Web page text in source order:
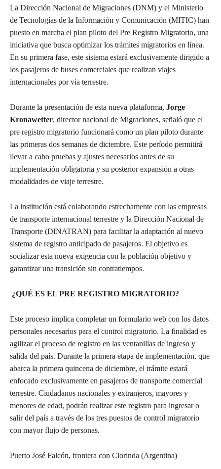
La Dirección Nacional de Migraciones (DNM) y el Ministerio
de Tecnologías de la Información y Comunicación (MITIC) han
puesto en marcha el plan piloto del Pre Registro Migratorio, una
iniciativa que busca optimizar los trámites migratorios en línea.
En su primera fase, este sistema estará exclusivamente dirigido a
los pasajeros de buses comerciales que realizan viajes
internacionales por vía terrestre.
Durante la presentación de esta nueva plataforma, Jorge
Kronawetter, director nacional de Migraciones, señaló que el
pre registro migratorio funcionará como un plan piloto durante
las primeras dos semanas de diciembre. Este período permitirá
llevar a cabo pruebas y ajustes necesarios antes de su
implementación obligatoria y su posterior expansión a otras
modalidades de viaje terrestre.
La institución está colaborando estrechamente con las empresas
de transporte internacional terrestre y la Dirección Nacional de
Transporte (DINATRAN) para facilitar la adaptación al nuevo
sistema de registro anticipado de pasajeros. El objetivo es
socializar esta nueva exigencia con la población objetivo y
garantizar una transición sin contratiempos.
¿QUÉ ES EL PRE REGISTRO MIGRATORIO?
Este proceso implica completar un formulario web con los datos
personales necesarios para el control migratorio. La finalidad es
agilizar el proceso de registro en las ventanillas de ingreso y
salida del país. Durante la primera etapa de implementación, que
abarca la primera quincena de diciembre, el trámite estará
enfocado exclusivamente en pasajeros de transporte comercial
terrestre. Ciudadanos nacionales y extranjeros, mayores y
menores de edad, podrán realizar este registro para ingresar o
salir del país a través de los tres puestos de control migratorio
con mayor flujo de personas.
Puerto José Falcón, frontera con Clorinda (Argentina)